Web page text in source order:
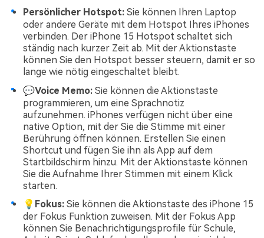
Persönlicher Hotspot: Sie können Ihren Laptop
oder andere Geräte mit dem Hotspot Ihres iPhones
verbinden. Der iPhone 15 Hotspot schaltet sich
ständig nach kurzer Zeit ab. Mit der Aktionstaste
können Sie den Hotspot besser steuern, damit er so
lange wie nötig eingeschaltet bleibt.
💬Voice Memo: Sie können die Aktionstaste
programmieren, um eine Sprachnotiz
aufzunehmen. iPhones verfügen nicht über eine
native Option, mit der Sie die Stimme mit einer
Berührung öffnen können. Erstellen Sie einen
Shortcut und fügen Sie ihn als App auf dem
Startbildschirm hinzu. Mit der Aktionstaste können
Sie die Aufnahme Ihrer Stimmen mit einem Klick
starten.
💡Fokus: Sie können die Aktionstaste des iPhone 15
der Fokus Funktion zuweisen. Mit der Fokus App
können Sie Benachrichtigungsprofile für Schule,